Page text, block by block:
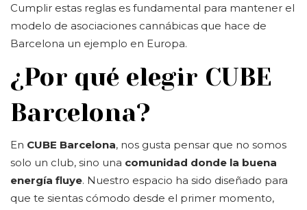
Cumplir estas reglas es fundamental para mantener el
modelo de asociaciones cannábicas que hace de
Barcelona un ejemplo en Europa.
¿Por qué elegir CUBE
Barcelona?
En CUBE Barcelona, nos gusta pensar que no somos
solo un club, sino una comunidad donde la buena
energía fluye. Nuestro espacio ha sido diseñado para
que te sientas cómodo desde el primer momento,